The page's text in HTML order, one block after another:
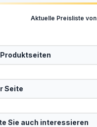
Aktuelle Preisliste von
Seite
Sie auch interessieren